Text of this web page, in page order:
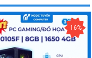
-16%